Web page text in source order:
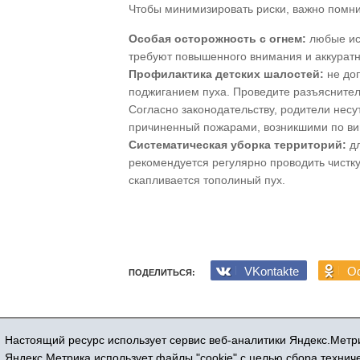
Чтобы минимизировать риски, важно
Особая осторожность с огнем: любые
требуют повышенного внимания и
Профилактика детских шалостей: не
поджиганием пуха. Проведите
Согласно законодательству, родители
причиненный пожарами, возникшими по
Систематическая уборка территорий:
рекомендуется регулярно проводить
скапливается тополиный пух.
ПОДЕЛИТЬСЯ: VKontakte
Регистрационный номер СМИ ЭЛ № ФС
Настоящий ресурс использует сервис веб-аналитики